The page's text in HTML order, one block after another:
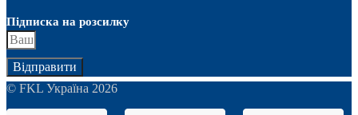
Підписка на розсилку
Відправити
© FKL Україна 2026